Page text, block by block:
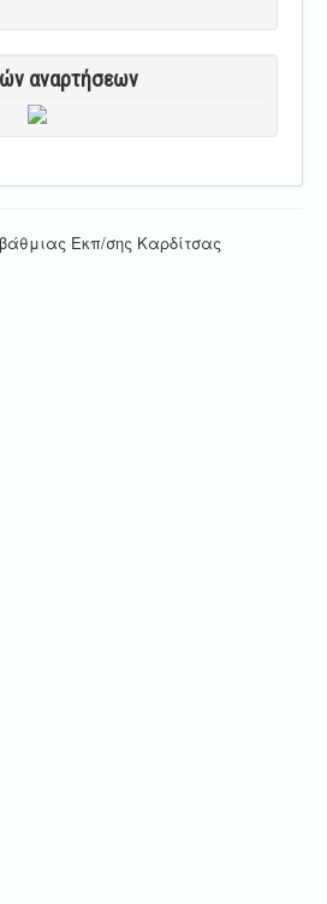
αναρτήσεων
Εκπ/σης Καρδίτσας